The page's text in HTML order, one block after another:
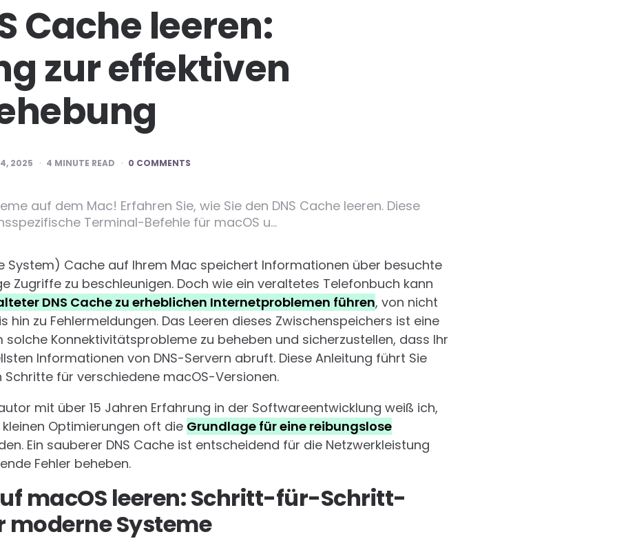
Cache leeren:
zur effektiven
2025 4 MINUTE READ 0 COMMENTS
auf dem Mac! Erfahren Sie, wie Sie den DNS Cache leeren. Diese
Terminal-Befehle für macOS u…
System) Cache auf Ihrem Mac speichert Informationen über besuchte
Zugriffe zu beschleunigen. Doch wie ein veraltetes Telefonbuch kann
DNS Cache zu erheblichen Internetproblemen führen, von nicht
hin zu Fehlermeldungen. Das Leeren dieses Zwischenspeichers ist eine
Konnektivitätsprobleme zu beheben und sicherzustellen, dass Ihr
Informationen von DNS-Servern abruft. Diese Anleitung führt Sie
für verschiedene macOS-Versionen.
mit über 15 Jahren Erfahrung in der Softwareentwicklung weiß ich,
Optimierungen oft die Grundlage für eine reibungslose
Ein sauberer DNS Cache ist entscheidend für die Netzwerkleistung
Fehler beheben.
macOS leeren: Schritt-für-Schritt-
Systeme